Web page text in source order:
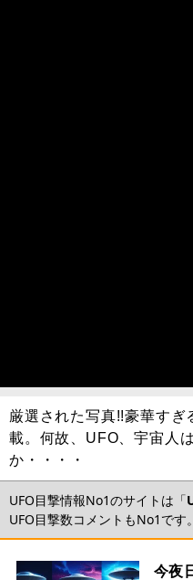
厳選された写真!!豪華すぎ
載。何故、UFO、宇宙人
か・・・・
UFO目撃情報No1のサイトは「
UFO目撃数コメントもNo1です。
今夜